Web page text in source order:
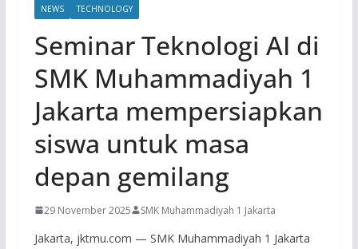
NEWS TECHNOLOGY
Seminar Teknologi AI di
SMK Muhammadiyah 1
Jakarta mempersiapkan
siswa untuk masa
depan gemilang
29 November 2025 SMK Muhammadiyah 1 Jakarta
Jakarta, jktmu.com — SMK Muhammadiyah 1 Jakarta